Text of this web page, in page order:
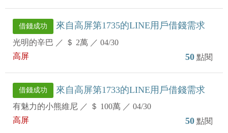
借錢成功 來自高屏第1735的LINE用戶借錢需求
光明的辛巴 ／ ＄ 2萬 ／ 04/30
高屏
50 點閱
借錢成功 來自高屏第1733的LINE用戶借錢需求
有魅力的小熊維尼 ／ ＄ 100萬 ／ 04/30
高屏
50 點閱